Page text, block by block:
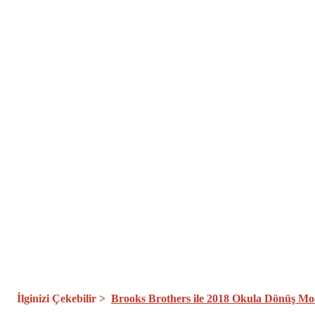
İlginizi Çekebilir > Brooks Brothers ile 2018 Okula Dönüş